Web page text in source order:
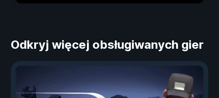
Odkryj więcej obsługiwanych gier